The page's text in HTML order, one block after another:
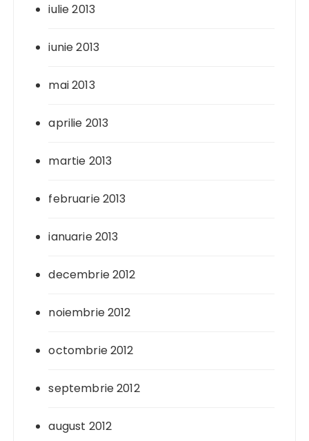
iulie 2013
iunie 2013
mai 2013
aprilie 2013
martie 2013
februarie 2013
ianuarie 2013
decembrie 2012
noiembrie 2012
octombrie 2012
septembrie 2012
august 2012